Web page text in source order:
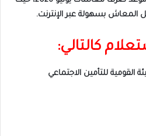
بسهولة عبر الإنترنت.
كالتالي:
القومية للتأمين الاجتماعي